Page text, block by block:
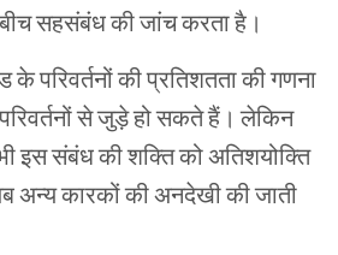
सहसंबंध की जांच करता है।
परिवर्तनों की प्रतिशतता की गणना
से जुड़े हो सकते हैं। लेकिन
इस संबंध की शक्ति को अतिशयोक्ति
अन्य कारकों की अनदेखी की जाती